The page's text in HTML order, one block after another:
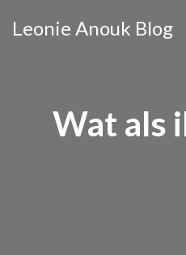
Leonie Anouk Blog
Wat als